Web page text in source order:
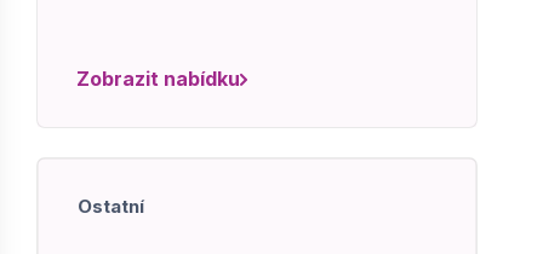
Zobrazit nabídku
Ostatní